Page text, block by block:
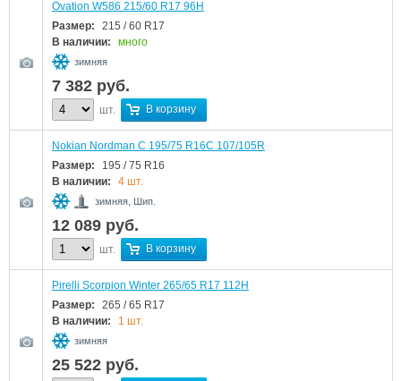
Ovation W586 215/60 R17 96H
Размер:
215 / 60 R17
В наличии:
много
зимняя
7 382 руб.
шт. В корзину
Nokian Nordman C 195/75 R16C 107/105R
Размер:
195 / 75 R16
В наличии:
4 шт.
зимняя, Шип.
12 089 руб.
шт. В корзину
Pirelli Scorpion Winter 265/65 R17 112H
Размер:
265 / 65 R17
В наличии:
1 шт.
зимняя
25 522 руб.